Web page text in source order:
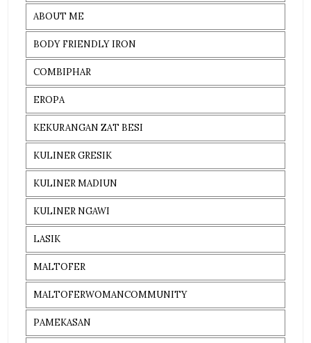
ABOUT ME
BODY FRIENDLY IRON
COMBIPHAR
EROPA
KEKURANGAN ZAT BESI
KULINER GRESIK
KULINER MADIUN
KULINER NGAWI
LASIK
MALTOFER
MALTOFERWOMANCOMMUNITY
PAMEKASAN